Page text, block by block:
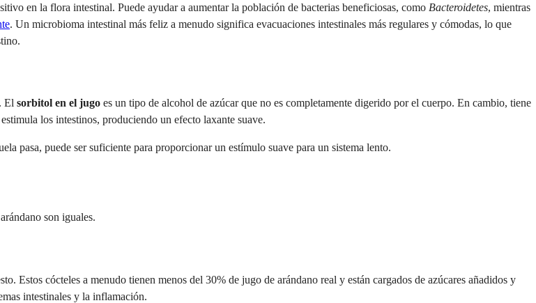
en la flora intestinal. Puede ayudar a aumentar la población de bacterias beneficiosas, como Bacteroidetes, mientras
. Un microbioma intestinal más feliz a menudo significa evacuaciones intestinales más regulares y cómodas, lo que
El sorbitol en el jugo es un tipo de alcohol de azúcar que no es completamente digerido por el cuerpo. En cambio, tiene
los intestinos, produciendo un efecto laxante suave.
pasa, puede ser suficiente para proporcionar un estímulo suave para un sistema lento.
son iguales.
Estos cócteles a menudo tienen menos del 30% de jugo de arándano real y están cargados de azúcares añadidos y
intestinales y la inflamación.